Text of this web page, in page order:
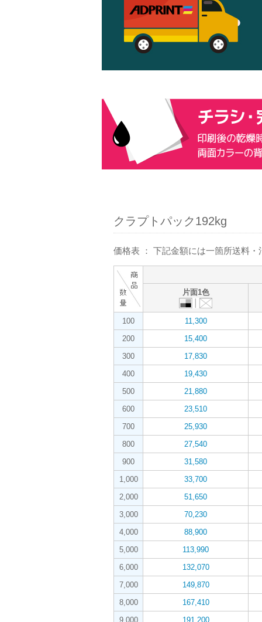
クラプトパック192kg
価格表 ： 下記金額には一箇所送料
片面1色
100
11,300
200
15,400
300
17,830
400
19,430
500
21,880
600
23,510
700
25,930
800
27,540
900
31,580
1,000
33,700
2,000
51,650
3,000
70,230
4,000
88,900
5,000
113,990
6,000
132,070
7,000
149,870
8,000
167,410
9,000
191,200